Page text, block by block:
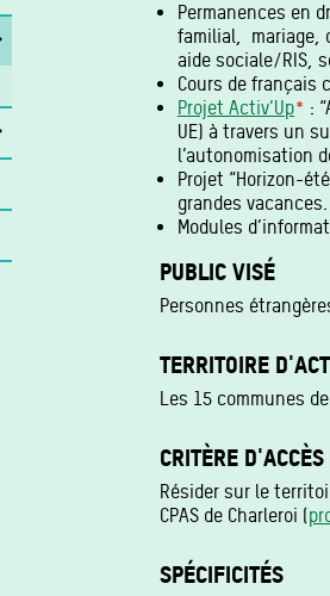
Permanences en
familial, mariage,
aide sociale/RIS,
Cours de français
Projet Activ’Up* :
UE) à travers un
l’autonomisation
Projet “Horizon-
grandes vacances.
Modules
PUBLIC VISÉ
Personnes
TERRITOIRE
Les 15 communes
CRITÈRE
Résider sur le
CPAS de Charleroi (
SPÉCIFICITÉS